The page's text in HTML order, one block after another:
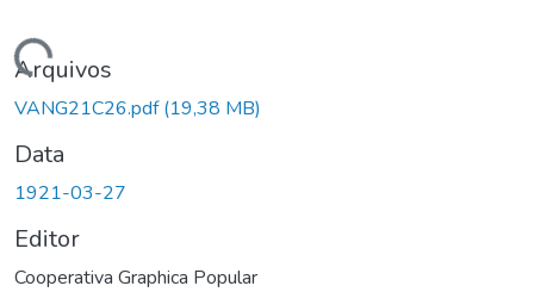
Carregando...
Arquivos
VANG21C26.pdf(19,38 MB)
Data
1921-03-27
Editor
Cooperativa Graphica Popular